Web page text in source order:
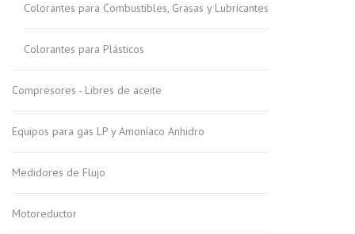
Colorantes para Combustibles, Grasas y Lubricantes
Colorantes para Plásticos
Compresores - Libres de aceite
Equipos para gas LP y Amoníaco Anhidro
Medidores de Flujo
Motoreductor